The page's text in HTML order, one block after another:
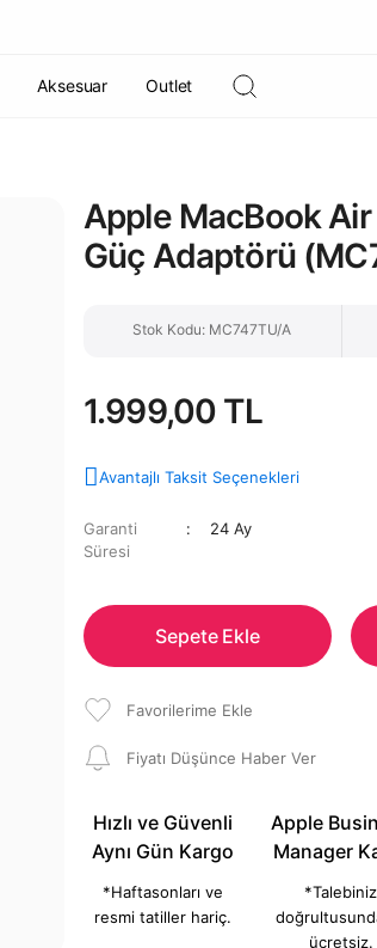
Aksesuar Outlet
Apple MacBook
Güç Adaptörü
Stok Kodu: MC747TU/A
1.999,00 TL
Avantajlı Taksit Seçenekleri
Garanti
Süresi
24 Ay
Sepete Ekle
Fiyatı Düşünce Haber Ver
Hızlı ve Güvenli
Aynı Gün Kargo
*Haftasonları ve
resmi tatiller hariç.
Apple
Manager
*Talebiniz
ücretsiz.